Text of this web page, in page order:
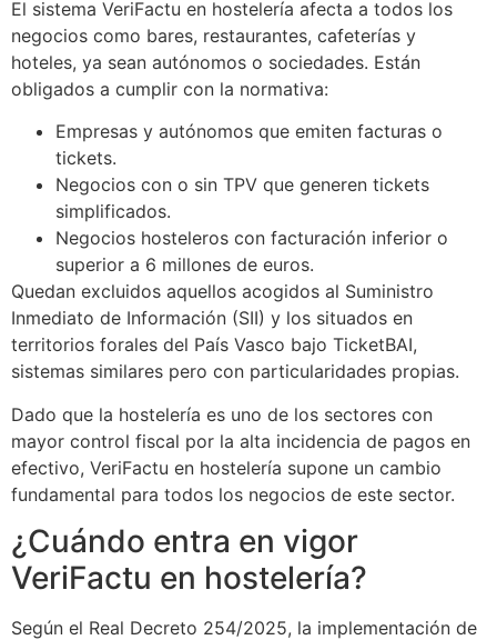
El sistema VeriFactu en hostelería afecta a todos los
negocios como bares, restaurantes, cafeterías y
hoteles, ya sean autónomos o sociedades. Están
obligados a cumplir con la normativa:
Empresas y autónomos que emiten facturas o
tickets.
Negocios con o sin TPV que generen tickets
simplificados.
Negocios hosteleros con facturación inferior o
superior a 6 millones de euros.
Quedan excluidos aquellos acogidos al Suministro
Inmediato de Información (SII) y los situados en
territorios forales del País Vasco bajo TicketBAI,
sistemas similares pero con particularidades propias.
Dado que la hostelería es uno de los sectores con
mayor control fiscal por la alta incidencia de pagos en
efectivo, VeriFactu en hostelería supone un cambio
fundamental para todos los negocios de este sector.
¿Cuándo entra en vigor
VeriFactu en hostelería?
Según el Real Decreto 254/2025, la implementación de